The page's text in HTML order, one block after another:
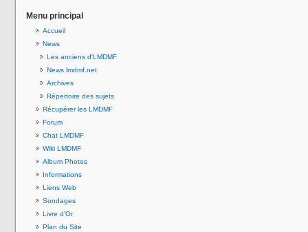
Menu principal
Accueil
News
Les anciens d'LMDMF
News lmdmf.net
Archives
Répertoire des sujets
Récupérer les LMDMF
Forum
Chat LMDMF
Wiki LMDMF
Album Photos
Informations
Liens Web
Sondages
Livre d'Or
Plan du Site